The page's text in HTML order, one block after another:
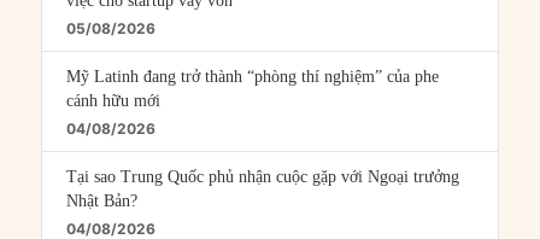
05/08/2026
Mỹ Latinh đang trở thành “phòng thí nghiệm” của phe
cánh hữu mới
04/08/2026
Tại sao Trung Quốc phủ nhận cuộc gặp với Ngoại trưởng
Nhật Bản?
04/08/2026